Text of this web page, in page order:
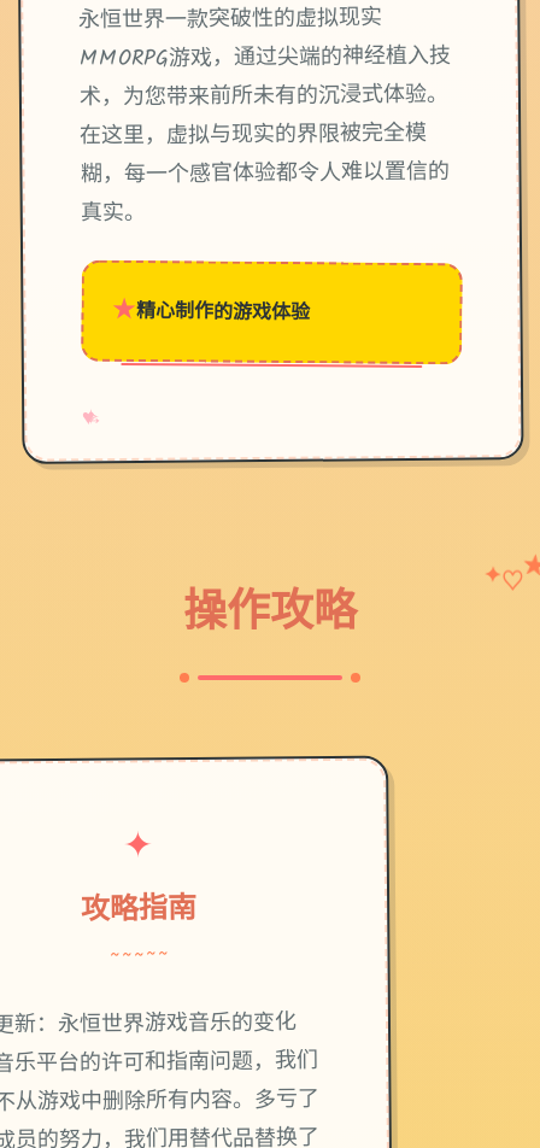
永恒世界一款突破性的虚拟现实
MMORPG游戏，通过尖端的神经植入技
术，为您带来前所未有的沉浸式体验。
在这里，虚拟与现实的界限被完全模
糊，每一个感官体验都令人难以置信的
真实。
★精心制作的游戏体验
♥
✧
→
操作攻略
✦♡
✦
攻略指南
~~~~~
新：永恒世界游戏音乐的变化
乐平台的许可和指南问题，我们
从游戏中删除所有内容。多亏了